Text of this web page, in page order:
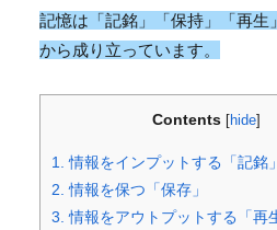
記憶は「記銘 」「保持 」「再生
から成り立っています。
Contents [hide]
1.
情報をインプットする「記銘」
2. 情報を保つ「保存」
3. 情報をアウトプットする「再